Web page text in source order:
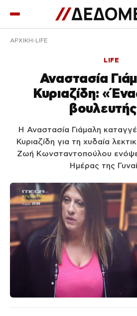
ΑΡΧΙΚΉ LIFE
LIFE
Αναστασία
Κυριαζίδη:
Η Αναστασία Γιάμαλη
Κυριαζίδη για τη χυδαία
Ζωή Κωνσταντοπούλου
Ημέρας της